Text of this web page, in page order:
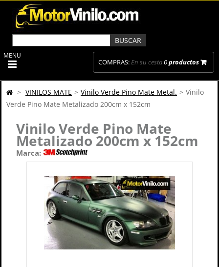
COMPRAS:En su cesta0productos
MENU
> VINILOS MATE > Vinilo Verde Pino Mate Metal. > Vinilo
Verde Pino Mate Metalizado 200cm x 152cm
Vinilo Verde Pino Mate
Metalizado 200cm x 152cm
Marca: